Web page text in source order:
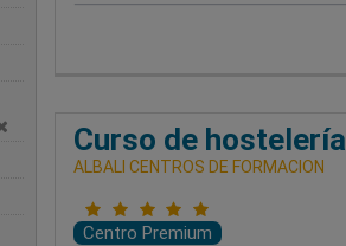
Curso de hostelería
ALBALI CENTROS DE FORMACION
Centro Premium